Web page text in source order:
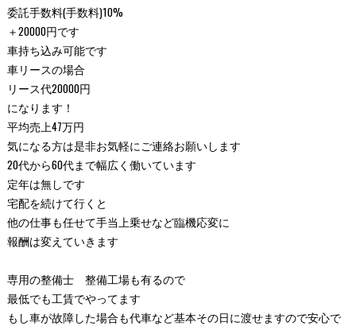
委託手数料(手数料)10%
＋20000円です
車持ち込み可能です
車リースの場合
リース代20000円
になります！
平均売上47万円
気になる方は是非お気軽にご連絡お願いします
20代から60代まで幅広く働いています
定年は無しです
宅配を続けて行くと
他の仕事も任せて手当上乗せなど臨機応変に
報酬は変えていきます
専用の整備士 整備工場も有るので
最低でも工賃でやってます
もし車が故障した場合も代車など基本その日に渡せますので安心で